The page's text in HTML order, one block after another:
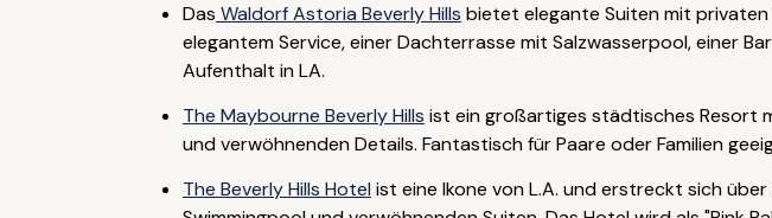
Das Waldorf Astoria Beverly Hills bietet elegante Suiten mit privaten
elegantem Service, einer Dachterrasse mit Salzwasserpool, einer
Aufenthalt in LA.
The Maybourne Beverly Hills ist ein großartiges städtisches Resort
und verwöhnenden Details. Fantastisch für Paare oder Familien
The Beverly Hills Hotel ist eine Ikone von L.A. und erstreckt sich